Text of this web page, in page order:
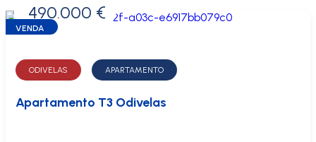
0 €
490.000 €
VENDA
ODIVELAS APARTAMENTO
Apartamento T3 Odivelas